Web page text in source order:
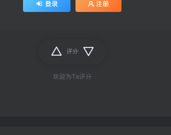
登录 注册
评分
欢迎为Ta评分